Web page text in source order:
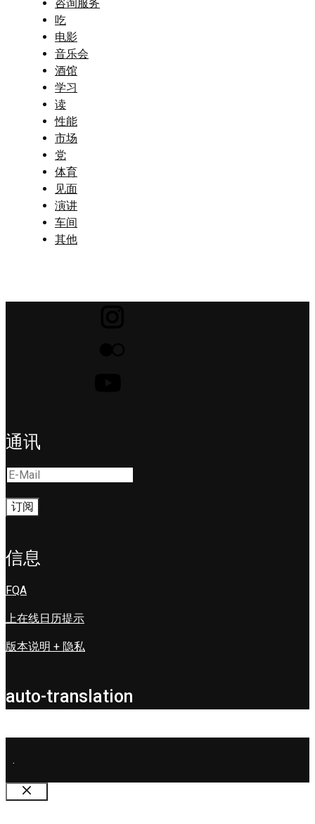
咨询服务
吃
电影
音乐会
酒馆
学习
读
性能
市场
党
体育
见面
演讲
车间
其他
通讯
信息
FQA
上在线日历提示
版本说明 + 隐私
auto-translation
.
关